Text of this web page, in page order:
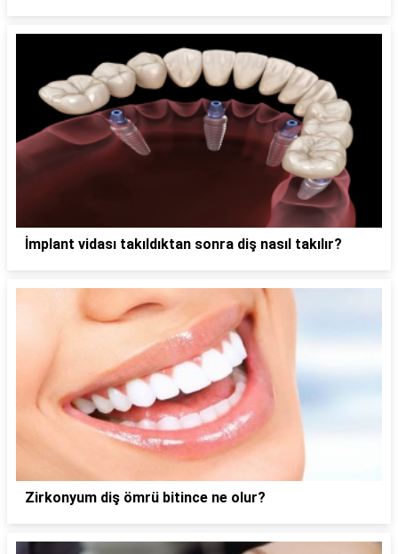
İmplant vidası takıldıktan sonra diş nasıl takılır?
Zirkonyum diş ömrü bitince ne olur?